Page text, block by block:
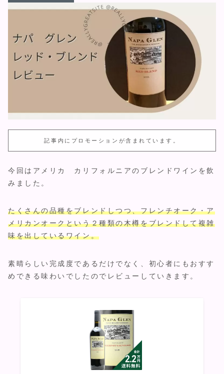
記事内にプロモーションが含まれています。
今回はアメリカ カリフォルニアのブレンドワインを飲
みました。
たくさんの品種をブレンドしつつ、フレンチオーク・ア
メリカンオークという２種類の木樽をブレンドして複雑
味を出しているワイン。
素晴らしい完成度であるだけでなく、初心者にもおすす
めできる味わいでしたのでレビューしていきます。